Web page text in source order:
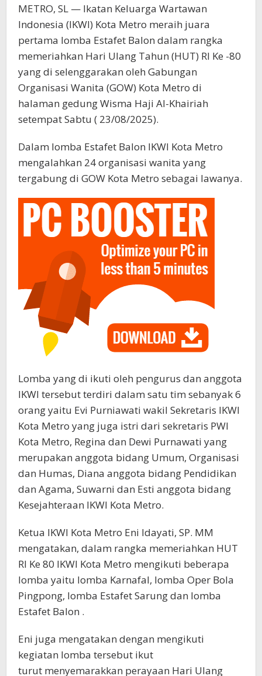
METRO, SL — Ikatan Keluarga Wartawan
Indonesia (IKWI) Kota Metro meraih juara
pertama lomba Estafet Balon dalam rangka
memeriahkan Hari Ulang Tahun (HUT) RI Ke -80
yang di selenggarakan oleh Gabungan
Organisasi Wanita (GOW) Kota Metro di
halaman gedung Wisma Haji Al-Khairiah
setempat Sabtu ( 23/08/2025).
Dalam lomba Estafet Balon IKWI Kota Metro
mengalahkan 24 organisasi wanita yang
tergabung di GOW Kota Metro sebagai lawanya.
Lomba yang di ikuti oleh pengurus dan anggota
IKWI tersebut terdiri dalam satu tim sebanyak 6
orang yaitu Evi Purniawati wakil Sekretaris IKWI
Kota Metro yang juga istri dari sekretaris PWI
Kota Metro, Regina dan Dewi Purnawati yang
merupakan anggota bidang Umum, Organisasi
dan Humas, Diana anggota bidang Pendidikan
dan Agama, Suwarni dan Esti anggota bidang
Kesejahteraan IKWI Kota Metro.
Ketua IKWI Kota Metro Eni Idayati, SP. MM
mengatakan, dalam rangka memeriahkan HUT
RI Ke 80 IKWI Kota Metro mengikuti beberapa
lomba yaitu lomba Karnafal, lomba Oper Bola
Pingpong, lomba Estafet Sarung dan lomba
Estafet Balon .
Eni juga mengatakan dengan mengikuti
kegiatan lomba tersebut ikut
turut menyemarakkan perayaan Hari Ulang